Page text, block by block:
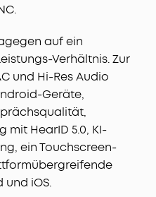
auf ein
Verhältnis. Zur
und Hi-Res Audio
Geräte,
mit HearID 5.0, KI-
ein Touchscreen-
iOS.